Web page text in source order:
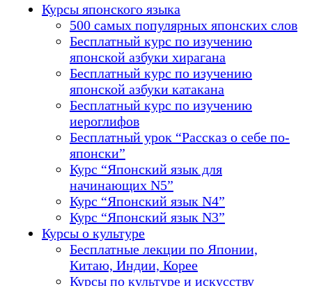
Курсы японского языка
500 самых популярных японских слов
Бесплатный курс по изучению
японской азбуки хирагана
Бесплатный курс по изучению
японской азбуки катакана
Бесплатный курс по изучению
иероглифов
Бесплатный урок “Рассказ о себе по-
японски”
Курс “Японский язык для
начинающих N5”
Курс “Японский язык N4”
Курс “Японский язык N3”
Курсы о культуре
Бесплатные лекции по Японии,
Китаю, Индии, Корее
Курсы по культуре и искусству